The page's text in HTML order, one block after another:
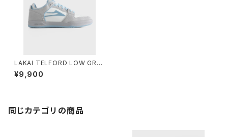
LAKAI TELFORD LOW GRE
Y SUEDE DESATURATED B
LUE
¥9,900
同じカテゴリの商品